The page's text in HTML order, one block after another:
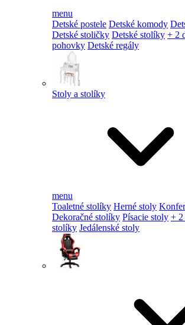
menu
Detské postele Detské komody
Detské stoličky Detské stolíky + 2
pohovky Detské regály
Stoly a stolíky
menu
Toaletné stolíky Herné stoly
Dekoračné stolíky Písacie stoly + 2
stolíky Jedálenské stoly